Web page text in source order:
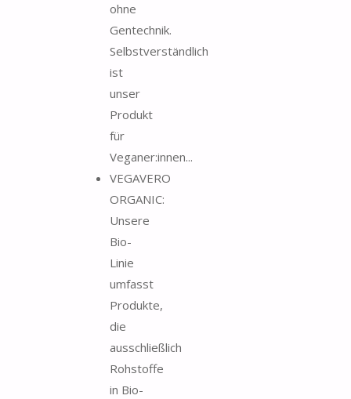
ohne
Gentechnik.
Selbstverständlich
ist
unser
Produkt
für
Veganer:innen...
VEGAVERO
ORGANIC:
Unsere
Bio-
Linie
umfasst
Produkte,
die
ausschließlich
Rohstoffe
in Bio-